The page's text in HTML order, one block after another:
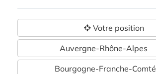
Votre position
Auvergne-Rhône-Alpes
Bourgogne-Franche-Comté